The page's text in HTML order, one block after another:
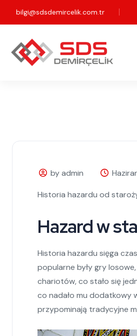
bilgi@sdsdemircelik.com.tr
by admin
Historia hazardu od
Hazard w
Historia hazardu sięga
popularne były gry
chariotów, co stało się
co nadało mu dodatkowy
przypominają tradycyjne